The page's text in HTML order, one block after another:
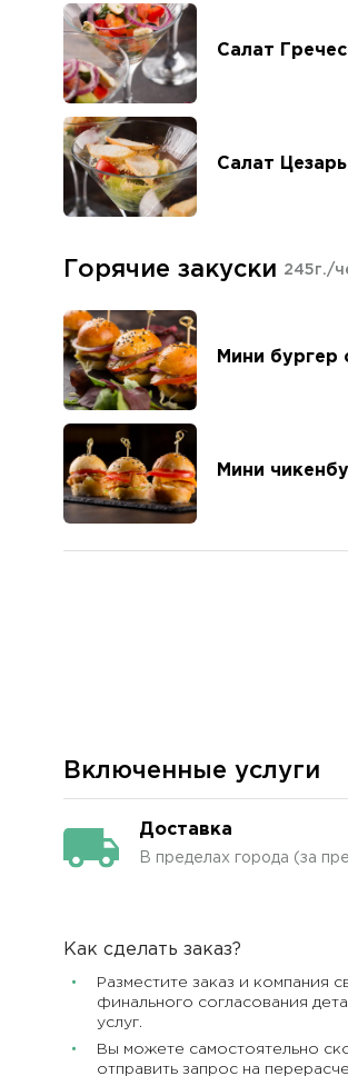
Салат
Салат
Горячие закуски 245г./
Мини бургер
Мини
Включенные услуги
Доставка
В пределах города (за
Как сделать заказ?
Разместите заказ и компания
финального согласования
услуг.
Вы можете самостоятельно
отправить запрос на